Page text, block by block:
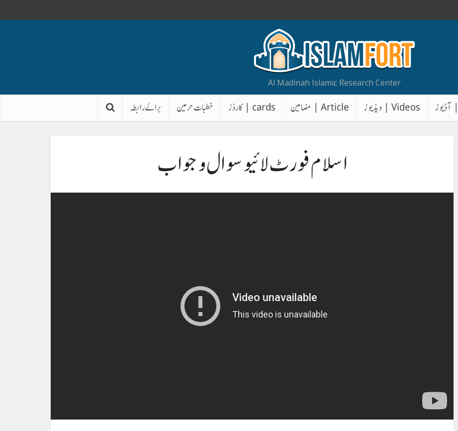
Al Madinah Islamic Research Center
Videos | ویڈیوز Article | مضامین cards | کارڈز خطبات حرمین برائے رابطہ
اسلام فورٹ لائیو سوال و جواب